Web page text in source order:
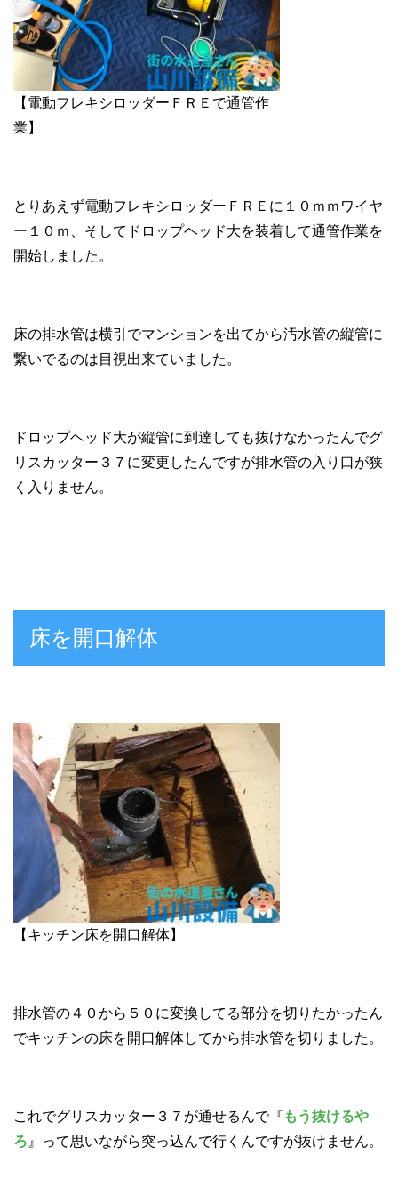
【電動フレキシロッダーＦＲＥで通管作
業】
とりあえず電動フレキシロッダーＦＲＥに１０ｍｍワイヤ
ー１０ｍ、そしてドロップヘッド大を装着して通管作業を
開始しました。
床の排水管は横引でマンションを出てから汚水管の縦管に
繋いでるのは目視出来ていました。
ドロップヘッド大が縦管に到達しても抜けなかったんでグ
リスカッター３７に変更したんですが排水管の入り口が狭
く入りません。
床を開口解体
【キッチン床を開口解体】
排水管の４０から５０に変換してる部分を切りたかったん
でキッチンの床を開口解体してから排水管を切りました。
これでグリスカッター３７が通せるんで『 もう抜けるや
ろ 』って思いながら突っ込んで行くんですが抜けません。